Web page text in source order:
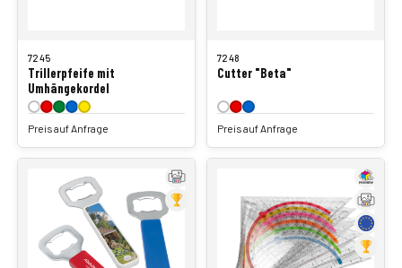
7245
Trillerpfeife mit
Umhängekordel
Preis auf Anfrage
7248
Cutter "Beta"
Preis auf Anfrage